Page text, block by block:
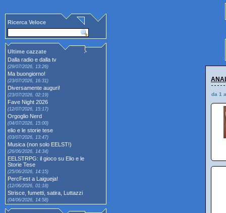
Ricerca Veloce
Ultime cazzate
Dalla radio e dalla tv
(29/07/2026, 13:26)
Ma buongiorno!
(23/07/2026, 16:31)
Diversamente auguri!
(23/07/2026, 02:19)
Fave Night 2026
(12/07/2026, 15:17)
Orgoglio Nerd
(04/07/2026, 15:00)
elio e le storie tese
(03/07/2026, 13:47)
Musica (non solo EELST!)
(26/06/2026, 14:34)
EELSTRPG: il gioco su Elio e le
Storie Tese
(25/06/2026, 14:15)
PercFest a Laigueja!
(12/06/2026, 01:18)
Strisce, fumetti, satira, Luttazzi
(04/06/2026, 14:58)
da 1